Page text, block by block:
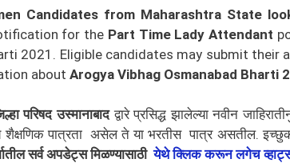
Candidates from Maharashtra State
for the Part Time Lady Attendant
2021. Eligible candidates may submit
about Arogya Vibhag Osmanabad Bharti
परिषद उस्मानाबादद्वारे प्रसिद्ध झालेल्या नवीन
शैक्षणिक पात्रता असेल ते या भरतीस पात्र असतील.
सर्व अपडेट्स मिळण्यासाठी येथे क्लिक करून लगेच